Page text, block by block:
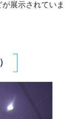
展示されていま